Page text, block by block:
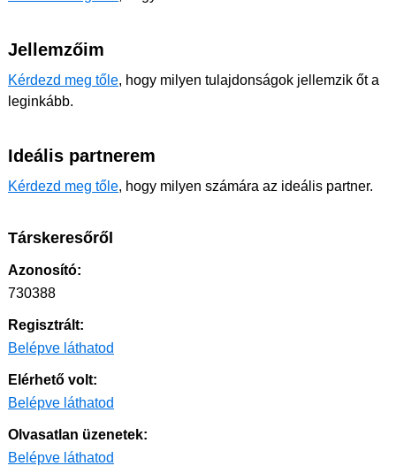
Jellemzőim
Kérdezd meg tőle, hogy milyen tulajdonságok jellemzik őt a
leginkább.
Ideális partnerem
Kérdezd meg tőle, hogy milyen számára az ideális partner.
Társkeresőről
Azonosító:
730388
Regisztrált:
Belépve láthatod
Elérhető volt:
Belépve láthatod
Olvasatlan üzenetek:
Belépve láthatod